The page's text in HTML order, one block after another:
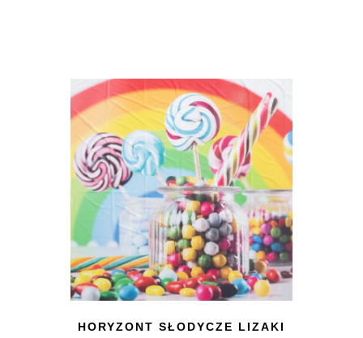
HORYZONT SŁODYCZE LIZAKI